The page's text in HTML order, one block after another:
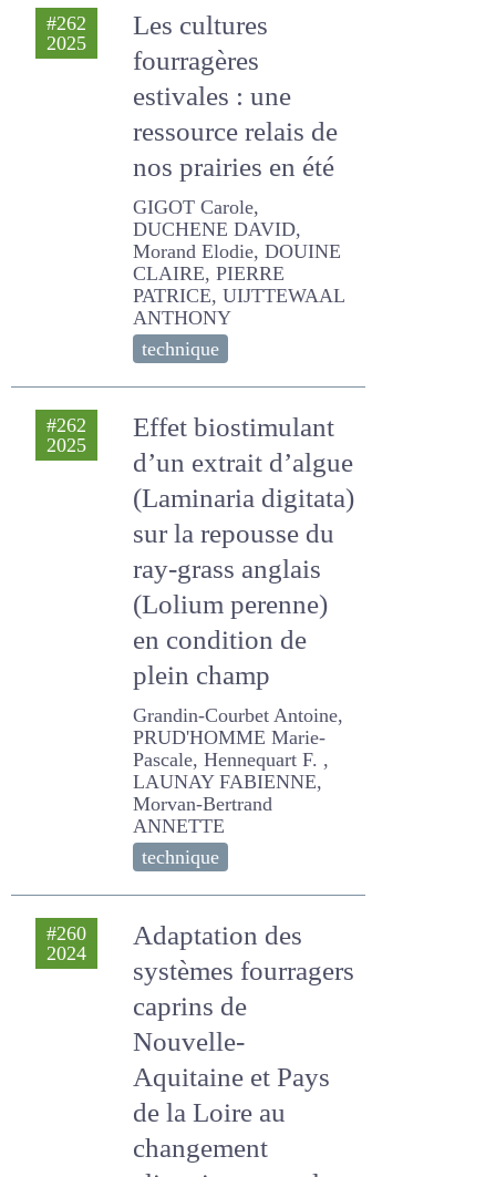
technique
Les cultures
fourragères
estivales : une
ressource relais de
nos prairies en été
GIGOT Carole, DUCHENE
DAVID, Morand Elodie,
DOUINE CLAIRE, PIERRE
PATRICE, UIJTTEWAAL
ANTHONY
technique
Effet biostimulant
d’un extrait d’algue
(Laminaria digitata)
sur la repousse du
ray-grass anglais
(Lolium perenne)
en condition de
plein champ
Grandin-Courbet Antoine,
PRUD'HOMME Marie-
Pascale, Hennequart F. ,
LAUNAY FABIENNE,
Morvan-Bertrand ANNETTE
technique
#260
2024
Adaptation des
systèmes
fourragers caprins
de Nouvelle-
Aquitaine et Pays
de la Loire au